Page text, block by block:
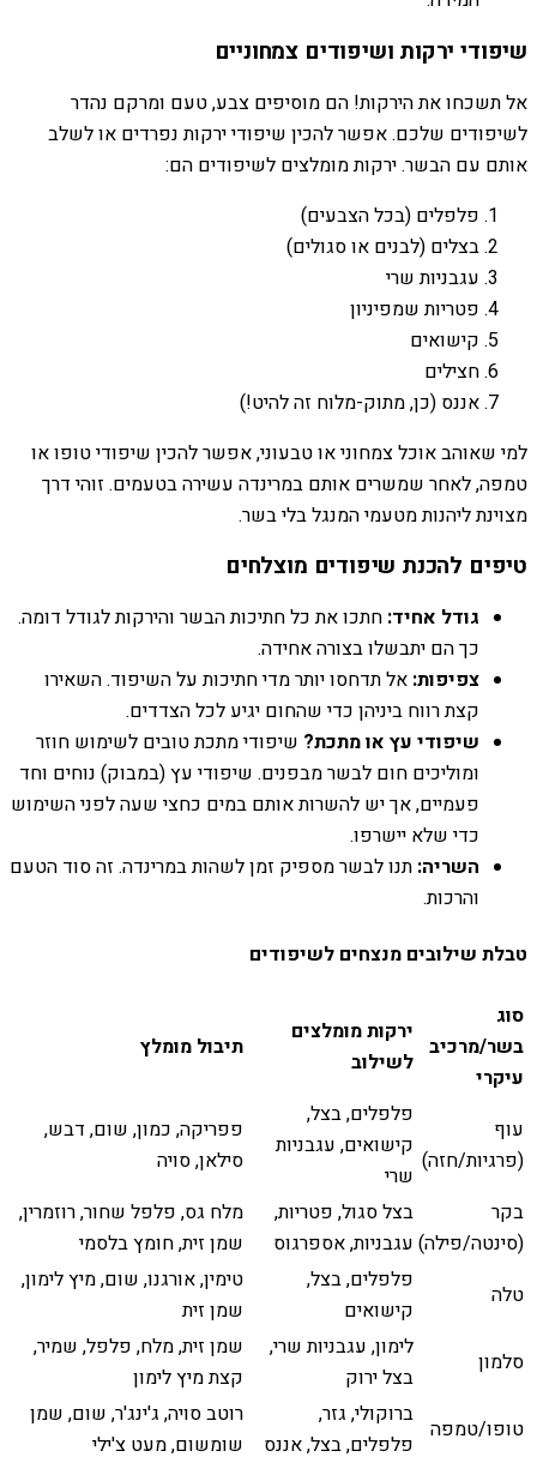
שיפודי ירקות ושיפודים צמחוניים
אל תשכחו את הירקות! הם מוסיפים צבע, טעם ומרקם נהדר
לשיפודים שלכם. אפשר להכין שיפודי ירקות נפרדים או לשלב
אותם עם הבשר. ירקות מומלצים לשיפודים הם:
פלפלים (בכל הצבעים)
בצלים (לבנים או סגולים)
עגבניות שרי
פטריות שמפיניון
קישואים
חצילים
אננס (כן, מתוק-מלוח זה להיט!)
למי שאוהב אוכל צמחוני או טבעוני, אפשר להכין שיפודי טופו או
טמפה, לאחר שמשרים אותם במרינדה עשירה בטעמים. זוהי דרך
מצוינת ליהנות מטעמי המנגל בלי בשר.
טיפים להכנת שיפודים מוצלחים
גודל אחיד: חתכו את כל חתיכות הבשר והירקות לגודל דומה.
כך הם יתבשלו בצורה אחידה.
צפיפות: אל תדחסו יותר מדי חתיכות על השיפוד. השאירו
קצת רווח ביניהן כדי שהחום יגיע לכל הצדדים.
שיפודי עץ או מתכת? שיפודי מתכת טובים לשימוש חוזר
ומוליכים חום לבשר מבפנים. שיפודי עץ (במבוק) נוחים וחד
פעמיים, אך יש להשרות אותם במים כחצי שעה לפני השימוש
כדי שלא יישרפו.
השריה: תנו לבשר מספיק זמן לשהות במרינדה. זה סוד הטעם
והרכות.
טבלת שילובים מנצחים לשיפודים
סוג
בשר/מרכיב
עיקרי
ירקות מומלצים
לשילוב
תיבול מומלץ
עוף
(פרגיות/חזה)
פלפלים, בצל,
קישואים, עגבניות
שרי
פפריקה, כמון, שום, דבש,
סילאן, סויה
בקר
(סינטה/פילה)
בצל סגול, פטריות,
עגבניות, אספרגוס
מלח גס, פלפל שחור, רוזמרין,
שמן זית, חומץ בלסמי
טלה
פלפלים, בצל,
קישואים
טימין, אורגנו, שום, מיץ לימון,
שמן זית
סלמון
לימון, עגבניות שרי,
בצל ירוק
שמן זית, מלח, פלפל, שמיר,
קצת מיץ לימון
טופו/טמפה
ברוקולי, גזר,
פלפלים, בצל, אננס
רוטב סויה, ג'ינג'ר, שום, שמן
שומשום, מעט צ'ילי